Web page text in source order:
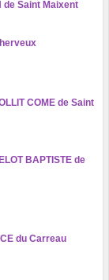
de Saint Maixent
COME de Saint
BAPTISTE de
du Carreau